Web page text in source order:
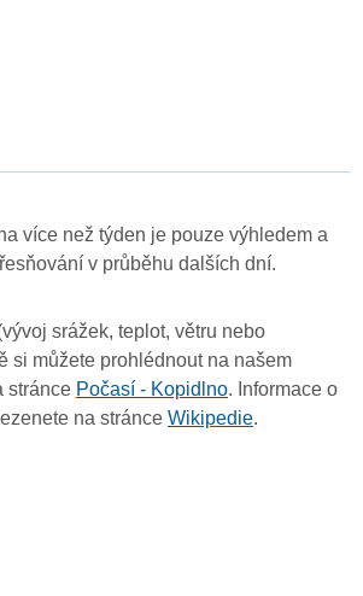
více než týden je pouze výhledem a
v průběhu dalších dní.
srážek, teplot, větru nebo
si můžete prohlédnout na našem
stránce Počasí - Kopidlno. Informace o
na stránce Wikipedie.